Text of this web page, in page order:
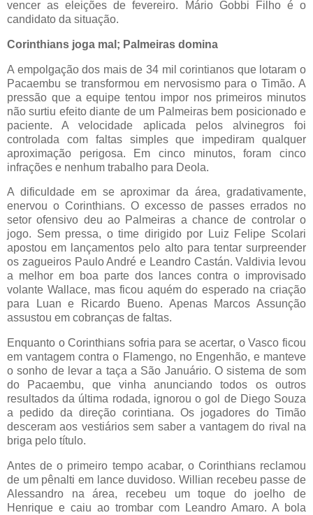
vencer as eleições de fevereiro. Mário Gobbi Filho é o
candidato da situação.
Corinthians joga mal; Palmeiras domina
A empolgação dos mais de 34 mil corintianos que lotaram o
Pacaembu se transformou em nervosismo para o Timão. A
pressão que a equipe tentou impor nos primeiros minutos
não surtiu efeito diante de um Palmeiras bem posicionado e
paciente. A velocidade aplicada pelos alvinegros foi
controlada com faltas simples que impediram qualquer
aproximação perigosa. Em cinco minutos, foram cinco
infrações e nenhum trabalho para Deola.
A dificuldade em se aproximar da área, gradativamente,
enervou o Corinthians. O excesso de passes errados no
setor ofensivo deu ao Palmeiras a chance de controlar o
jogo. Sem pressa, o time dirigido por Luiz Felipe Scolari
apostou em lançamentos pelo alto para tentar surpreender
os zagueiros Paulo André e Leandro Castán. Valdivia levou
a melhor em boa parte dos lances contra o improvisado
volante Wallace, mas ficou aquém do esperado na criação
para Luan e Ricardo Bueno. Apenas Marcos Assunção
assustou em cobranças de faltas.
Enquanto o Corinthians sofria para se acertar, o Vasco ficou
em vantagem contra o Flamengo, no Engenhão, e manteve
o sonho de levar a taça a São Januário. O sistema de som
do Pacaembu, que vinha anunciando todos os outros
resultados da última rodada, ignorou o gol de Diego Souza
a pedido da direção corintiana. Os jogadores do Timão
desceram aos vestiários sem saber a vantagem do rival na
briga pelo título.
Antes de o primeiro tempo acabar, o Corinthians reclamou
de um pênalti em lance duvidoso. Willian recebeu passe de
Alessandro na área, recebeu um toque do joelho de
Henrique e caiu ao trombar com Leandro Amaro. A bola